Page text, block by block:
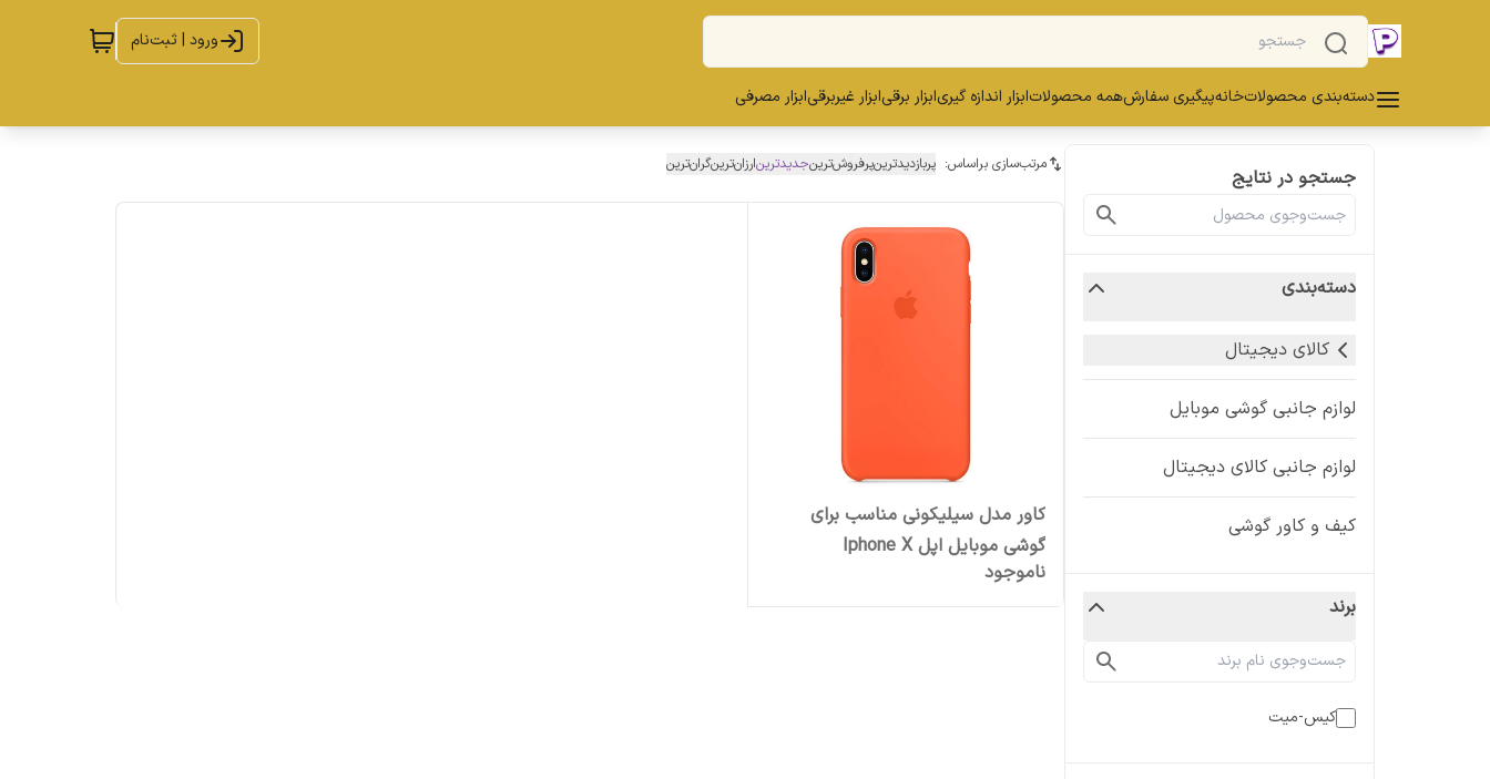
ورود | ثبت‌نام
دسته‌بندی محصولاتخانهپیگیری سفارشهمه محصولاتابزار اندازه گیریابزار برقیابزار غیربرقیابزار مصرفی
جستجو در نتایج
دسته‌بندی
کالای دیجیتال
لوازم جانبی گوشی موبایل
لوازم جانبی کالای دیجیتال
کیف و کاور گوشی
برند
کیس-میت
مرتب‌سازی براساس: پربازدیدترینپرفروش‌ترینجدیدترینارزان‌ترینگران‌ترین
کاور مدل سیلیکونی مناسب برای
گوشی موبایل اپل Iphone X
ناموجود